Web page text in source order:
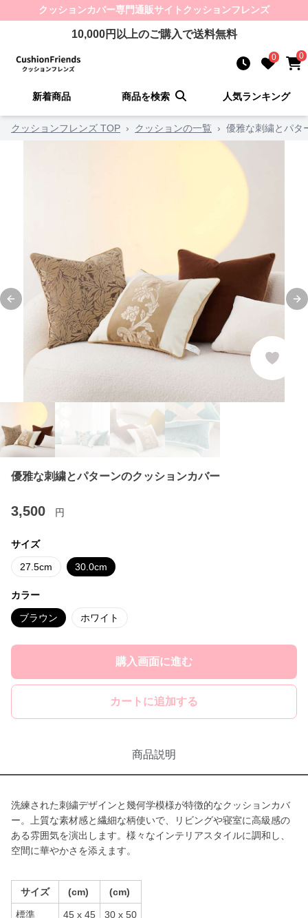
クッションカバー専門通販サイト クッションフレンズ
10,000円以上のご購入で送料無料
0 0
新着商品 商品を検索 人気ランキング
クッションフレンズ TOP › クッションの一覧 › 優雅な刺繍とパタ
Previous slide
優雅な刺繍とパターンのクッションカバー
3,500 円
サイズ
27.5cm 30.0cm
カラー
ブラウン ホワイト
購入画面に進む
カートに追加する
商品説明
洗練された刺繍デザインと幾何学模様が特徴的なクッションカバ
ー。上質な素材感と繊細な柄使いで、リビングや寝室に高級感の
ある雰囲気を演出します。様々なインテリアスタイルに調和し、
空間に華やかさを添えます。
サイズ (cm) (cm)
標準 45 x 45 30 x 50